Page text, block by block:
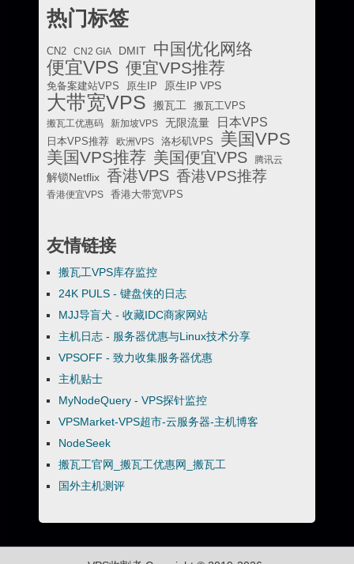
热门标签
CN2 CN2 GIA DMIT 中国优化网络
便宜VPS 便宜VPS推荐
免备案建站VPS 原生IP 原生IP VPS
大带宽VPS 搬瓦工
搬瓦工VPS
搬瓦工优惠码
新加坡VPS 无限流量 日本VPS
日本VPS推荐 欧洲VPS 洛杉矶VPS 美国VPS
美国VPS推荐 美国便宜VPS 腾讯云
解锁Netflix 香港VPS 香港VPS推荐
香港便宜VPS 香港大带宽VPS
友情链接
搬瓦工VPS库存监控
24K PULS - 键盘侠的日志
MJJ导盲犬 - 收藏IDC商家网站
主机日志 - 服务器优惠与Linux技术分享
VPSOFF - 致力收集服务器优惠
主机贴士
MyNodeQuery - VPS探针监控
VPSMarket-VPS超市-云服务器-主机博客
NodeSeek
搬瓦工官网_搬瓦工优惠网_搬瓦工
国外主机测评